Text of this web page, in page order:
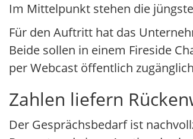
Im Mittelpunkt stehen die
Für den Auftritt hat das
Beide sollen in einem Fireside
per Webcast öffentlich
Zahlen liefern
Der Gesprächsbedarf ist